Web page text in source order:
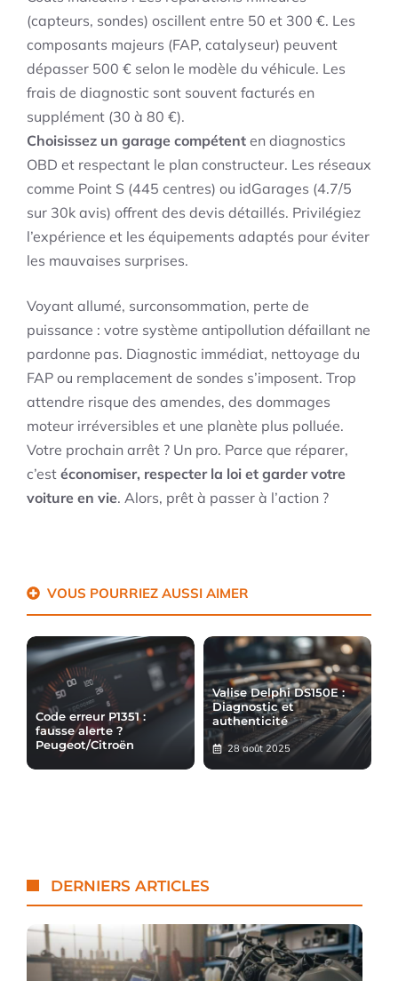
(capteurs, sondes) oscillent entre 50 et 300 €. Les
composants majeurs (FAP, catalyseur) peuvent
dépasser 500 € selon le modèle du véhicule. Les
frais de diagnostic sont souvent facturés en
supplément (30 à 80 €).
Choisissez un garage compétent en diagnostics
OBD et respectant le plan constructeur. Les réseaux
comme Point S (445 centres) ou idGarages (4.7/5
sur 30k avis) offrent des devis détaillés. Privilégiez
l’expérience et les équipements adaptés pour éviter
les mauvaises surprises.
Voyant allumé, surconsommation, perte de
puissance : votre système antipollution défaillant ne
pardonne pas. Diagnostic immédiat, nettoyage du
FAP ou remplacement de sondes s’imposent. Trop
attendre risque des amendes, des dommages
moteur irréversibles et une planète plus polluée.
Votre prochain arrêt ? Un pro. Parce que réparer,
c’est économiser, respecter la loi et garder votre
voiture en vie. Alors, prêt à passer à l’action ?
VOUS POURRIEZ AUSSI AIMER
Code erreur P1351 :
fausse alerte ?
Peugeot/Citroën
Valise Delphi DS150E :
Diagnostic et
authenticité
28 août 2025
DERNIERS ARTICLES